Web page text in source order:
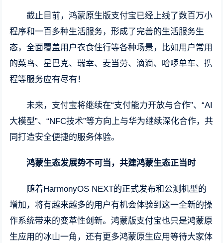
截止目前，鸿蒙原生版支付宝已经上线了数百万小
程序和一百多种生活服务，形成了完善的生活服务生
态，全面覆盖用户衣食住行等各种场景，比如用户常用
的菜鸟、星巴克、瑞幸、麦当劳、滴滴、哈啰单车、携
程等服务应有尽有！
未来，支付宝将继续在“支付能力开放与合作”、“AI
大模型”、“NFC技术”等方向上与华为继续深化合作，共
同打造安全便捷的服务体验。
鸿蒙生态发展势不可当，共建鸿蒙生态正当时
随着HarmonyOS NEXT的正式发布和公测机型的
增加，将有越来越多的用户有机会体验到这一全新的操
作系统带来的变革性创新。鸿蒙版支付宝也只是鸿蒙原
生应用的冰山一角，还有更多鸿蒙原生应用等待大家体